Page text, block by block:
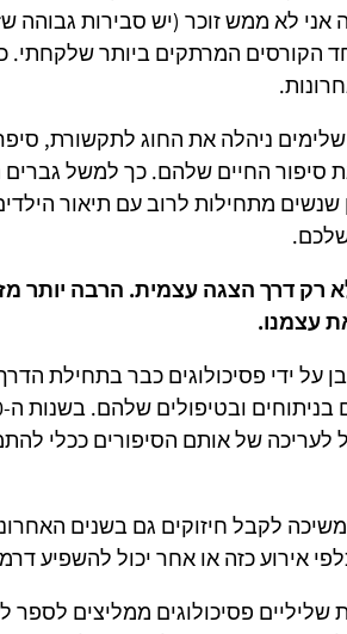
אני לא ממש זוכר (יש סבירות גבוהה
המרתקים ביותר שלקחתי.
ניהלה את החוג לתקשורת,
סיפור החיים שלהם. כך למשל
שנשים מתחילות לרוב עם תיאור
לא רק דרך הצגה עצמית. הרבה יותר
עצמנו.
על ידי פסיכולוגים כבר בתחילת
לעריכה של אותם הסיפורים ככלי
לקבל חיזוקים גם בשנים
אירוע כזה או אחר יכול להשפיע
פסיכולוגים ממליצים לספר